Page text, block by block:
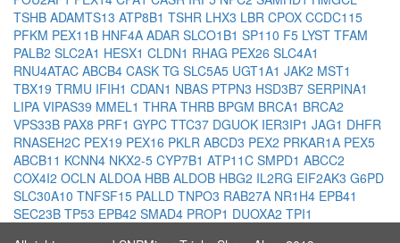
TSHB ADAMTS13 ATP8B1 TSHR LHX3 LBR CPOX CCDC115
PFKM PEX11B HNF4A ADAR SLCO1B1 SP110 F5 LYST TFAM
PALB2 SLC2A1 HESX1 CLDN1 RHAG PEX26 SLC4A1
RNU4ATAC ABCB4 CASK TG SLC5A5 UGT1A1 JAK2 MST1
TBX19 TRMU IFIH1 CDAN1 NBAS PTPN3 HSD3B7 SERPINA1
LIPA VIPAS39 MMEL1 THRA THRB BPGM BRCA1 BRCA2
VPS33B PAX8 PRF1 GYPC TTC37 DGUOK IER3IP1 JAG1 DHFR
RNASEH2C PEX19 PEX16 PKLR ABCD3 PEX2 PRKAR1A PEX5
ABCB11 KCNN4 NKX2-5 CYP7B1 ATP11C SMPD1 ABCC2
COX4I2 OCLN ALDOA HBB ALDOB HBG2 IL2RG EIF2AK3 G6PD
SLC30A10 TNFSF15 PALLD TNPO3 RAB27A NR1H4 EPB41
SEC23B TP53 EPB42 SMAD4 PROP1 DUOXA2 TPI1